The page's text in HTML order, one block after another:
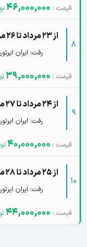
46,000,000
8
از 23 مرداد تا 26 مرداد
رفت: ایران ایرتور
39,000,000
9
از 24 مرداد تا 27 مرداد
رفت: ایران ایرتور
40,000,000
10
از 25 مرداد تا 28 مرداد
رفت: ایران ایرتور
44,000,000